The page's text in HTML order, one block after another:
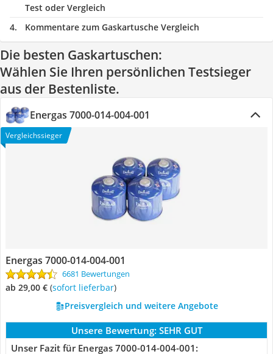
Test oder Vergleich
Kommentare zum Gaskartusche Vergleich
Die besten Gaskartuschen:
Wählen Sie Ihren persönlichen Testsieger
aus der Bestenliste.
Energas 7000-014-004-001
Vergleichssieger
Energas 7000-014-004-001
6681 Bewertungen
ab 29,00 € ( Sofort lieferbar)
Preisvergleich und weitere Angebote
Unsere Bewertung: SEHR GUT
Unser Fazit für Energas 7000-014-004-001: